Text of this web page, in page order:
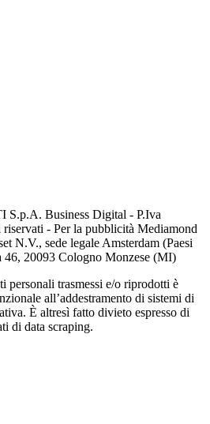
S.p.A. Business Digital - P.Iva
- Per la pubblicità Mediamond
N.V., sede legale Amsterdam (Paesi
20093 Cologno Monzese (MI)
personali trasmessi e/o riprodotti è
all’addestramento di sistemi di
È altresì fatto divieto espresso di
di data scraping.